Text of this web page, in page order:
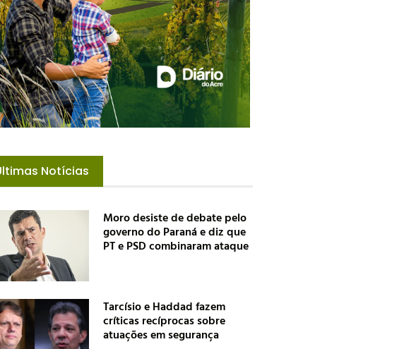
Notícias
Moro desiste de debate pelo
governo do Paraná e diz que
PT e PSD combinaram ataque
Tarcísio e Haddad fazem
críticas recíprocas sobre
atuações em segurança